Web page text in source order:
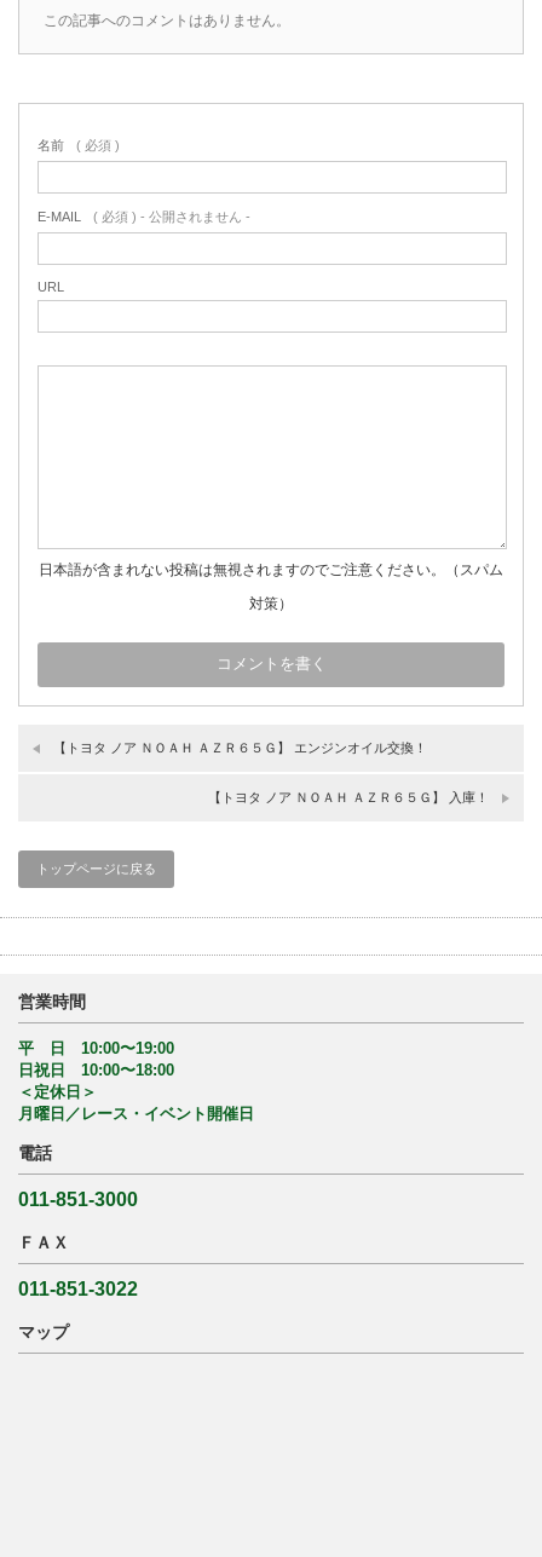
この記事へのコメントはありません。
名前 ( 必須 )
E-MAIL ( 必須 ) - 公開されません -
URL
日本語が含まれない投稿は無視されますのでご注意ください。（スパム
対策）
【トヨタ ノア ＮＯＡＨ ＡＺＲ６５Ｇ】 エンジンオイル交換！
【トヨタ ノア ＮＯＡＨ ＡＺＲ６５Ｇ】 入庫！
トップページに戻る
営業時間
平 日 10:00〜19:00
日祝日 10:00〜18:00
＜定休日＞
月曜日／レース・イベント開催日
電話
011-851-3000
ＦＡＸ
011-851-3022
マップ